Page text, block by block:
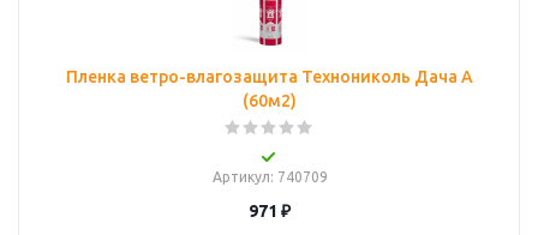
Пленка ветро-влагозащита Технониколь Дача А
(60м2)
Артикул: 740709
971 ₽